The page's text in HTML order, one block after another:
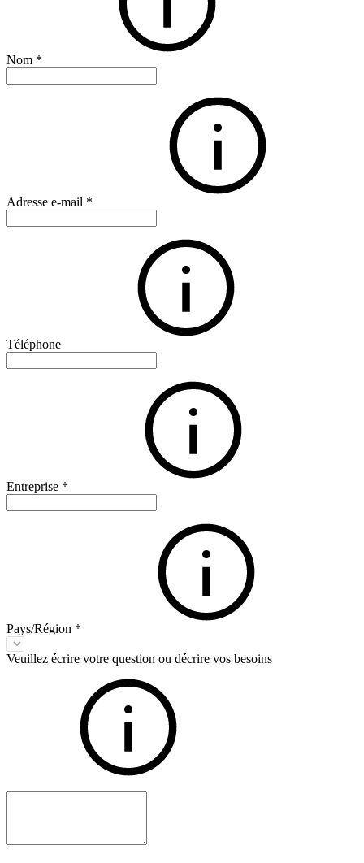
Nom *
Adresse e-mail *
Téléphone
Entreprise *
Pays/Région *
Veuillez écrire votre question ou décrire vos besoins